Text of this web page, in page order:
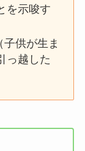
を示唆す
供が生ま
っ越した